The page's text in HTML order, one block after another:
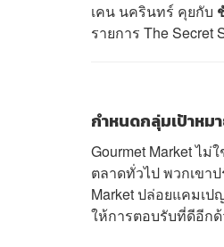
เคน นครินทร์ คุยกับ
รายการ The Secret
กำหนดกลุ่มเป้าหม
Gourmet Market ไ
ตลาดทั่วไป พวกเขา
Market ปล่อยแคมเป
ให้การตอบรับที่ดีอีก